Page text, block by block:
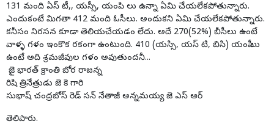
131 మంది ఏస్ టీ,, యస్సీ, యంపి లు ఉన్నా ఏమి చేయలేకపోతున్నారు.
ఎందుకంటే మిగతా 412 మంది ఓసీలు. అందుకని ఏమి చేయలేకపోతున్నారు.
కనీసం నిరసన కూడా తెలియచేయడం లేదు. అదే 270(52%) బీసీలు ఉంటే
వాళ్ళ గళం ఇంకొక రకంగా ఉంటుంది. 410 (యస్సి, యస్ టి, బిసి) యంపీ లు
ఉంటే అది శ్రమజీవుల గళం అవుతుందనీ...
జై భారత్ క్రాంతి బోర రాజన్న
రిషి త్రినేత్రుడు జె కె గారి
సుభాష్ చంద్రబోస్ రెడ్ సన్ నేతాజీ అన్నమయ్య జె ఎస్ ఆర్
తెలిపారు.